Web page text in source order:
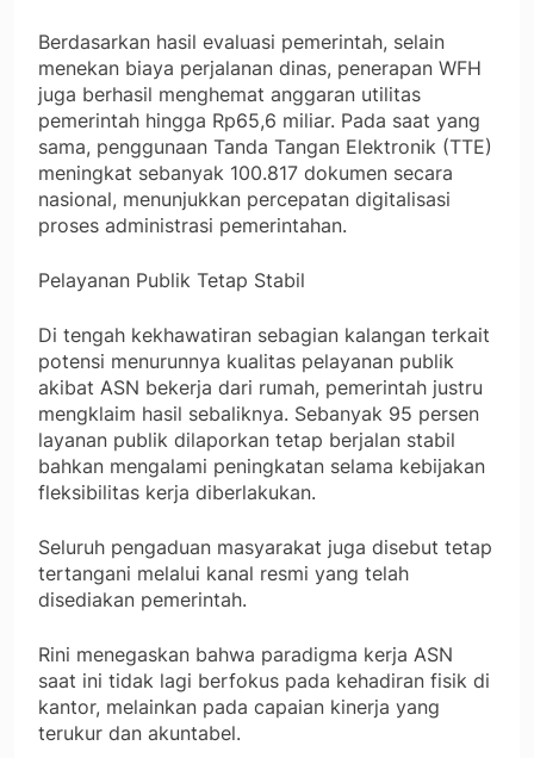
Berdasarkan hasil evaluasi pemerintah, selain
menekan biaya perjalanan dinas, penerapan WFH
juga berhasil menghemat anggaran utilitas
pemerintah hingga Rp65,6 miliar. Pada saat yang
sama, penggunaan Tanda Tangan Elektronik (TTE)
meningkat sebanyak 100.817 dokumen secara
nasional, menunjukkan percepatan digitalisasi
proses administrasi pemerintahan.
Pelayanan Publik Tetap Stabil
Di tengah kekhawatiran sebagian kalangan terkait
potensi menurunnya kualitas pelayanan publik
akibat ASN bekerja dari rumah, pemerintah justru
mengklaim hasil sebaliknya. Sebanyak 95 persen
layanan publik dilaporkan tetap berjalan stabil
bahkan mengalami peningkatan selama kebijakan
fleksibilitas kerja diberlakukan.
Seluruh pengaduan masyarakat juga disebut tetap
tertangani melalui kanal resmi yang telah
disediakan pemerintah.
Rini menegaskan bahwa paradigma kerja ASN
saat ini tidak lagi berfokus pada kehadiran fisik di
kantor, melainkan pada capaian kinerja yang
terukur dan akuntabel.